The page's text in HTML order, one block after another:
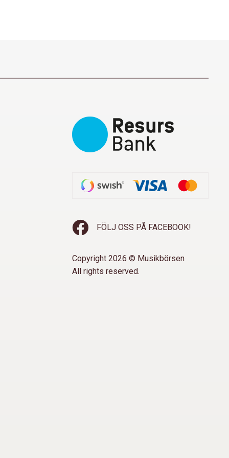
FÖLJ OSS PÅ FACEBOOK!
Copyright 2026 © Musikbörsen
All rights reserved.